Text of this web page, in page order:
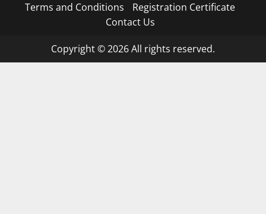
Terms and Conditions
Registration Certificate
Contact Us
Copyright © 2026 All rights reserved.